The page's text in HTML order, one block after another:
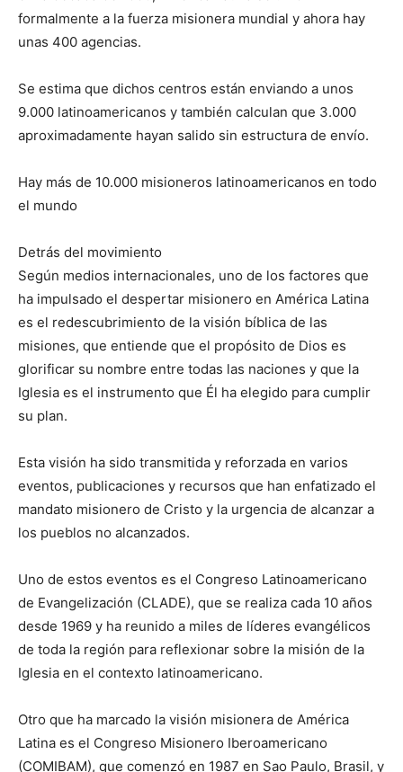
formalmente a la fuerza misionera mundial y ahora hay
unas 400 agencias.
Se estima que dichos centros están enviando a unos
9.000 latinoamericanos y también calculan que 3.000
aproximadamente hayan salido sin estructura de envío.
Hay más de 10.000 misioneros latinoamericanos en todo
el mundo
Detrás del movimiento
Según medios internacionales, uno de los factores que
ha impulsado el despertar misionero en América Latina
es el redescubrimiento de la visión bíblica de las
misiones, que entiende que el propósito de Dios es
glorificar su nombre entre todas las naciones y que la
Iglesia es el instrumento que Él ha elegido para cumplir
su plan.
Esta visión ha sido transmitida y reforzada en varios
eventos, publicaciones y recursos que han enfatizado el
mandato misionero de Cristo y la urgencia de alcanzar a
los pueblos no alcanzados.
Uno de estos eventos es el Congreso Latinoamericano
de Evangelización (CLADE), que se realiza cada 10 años
desde 1969 y ha reunido a miles de líderes evangélicos
de toda la región para reflexionar sobre la misión de la
Iglesia en el contexto latinoamericano.
Otro que ha marcado la visión misionera de América
Latina es el Congreso Misionero Iberoamericano
(COMIBAM), que comenzó en 1987 en Sao Paulo, Brasil, y